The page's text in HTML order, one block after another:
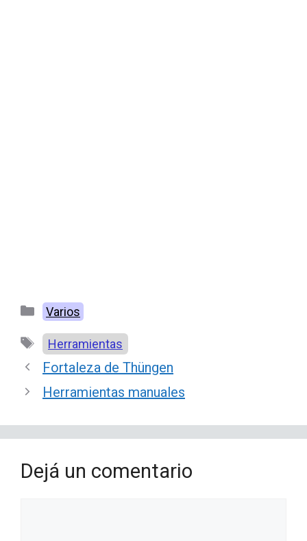
Categorías
Varios
Etiquetas
Herramientas
Fortaleza de Thüngen
Herramientas manuales
Dejá un comentario